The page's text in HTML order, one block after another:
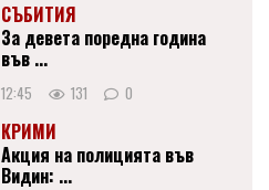
СЪБИТИЯ
За девета поредна година
във ...
12:45 131 0
КРИМИ
Акция на полицията във
Видин: ...